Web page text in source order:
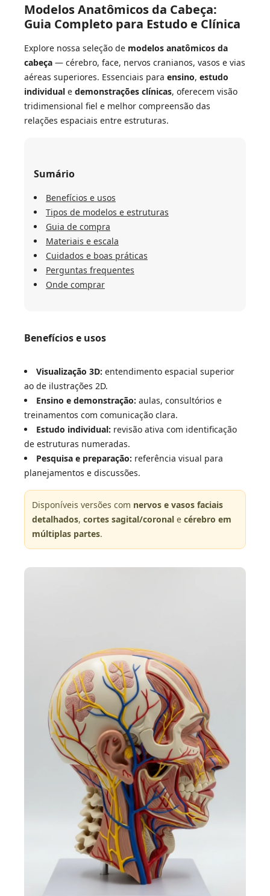
Modelos Anatômicos da Cabeça:
Guia Completo para Estudo e Clínica
Explore nossa seleção de modelos anatômicos da
cabeça — cérebro, face, nervos cranianos, vasos e vias
aéreas superiores. Essenciais para ensino, estudo
individual e demonstrações clínicas, oferecem visão
tridimensional fiel e melhor compreensão das
relações espaciais entre estruturas.
Sumário
Benefícios e usos
Tipos de modelos e estruturas
Guia de compra
Materiais e escala
Cuidados e boas práticas
Perguntas frequentes
Onde comprar
Benefícios e usos
Visualização 3D: entendimento espacial superior
ao de ilustrações 2D.
Ensino e demonstração: aulas, consultórios e
treinamentos com comunicação clara.
Estudo individual: revisão ativa com identificação
de estruturas numeradas.
Pesquisa e preparação: referência visual para
planejamentos e discussões.
Disponíveis versões com nervos e vasos faciais
detalhados, cortes sagital/coronal e cérebro em
múltiplas partes.